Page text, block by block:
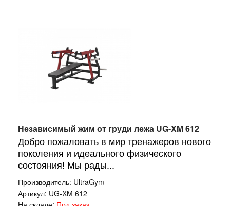
Независимый жим от груди лежа UG-XM 612
Добро пожаловать в мир тренажеров нового
поколения и идеального физического
состояния! Мы рады...
Производитель: UltraGym
Артикул: UG-XM 612